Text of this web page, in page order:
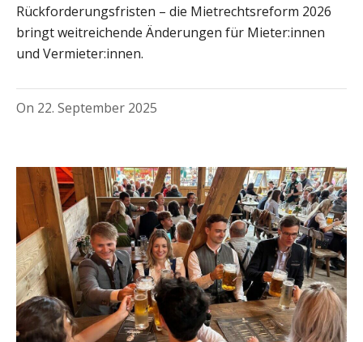
Rückforderungsfristen – die Mietrechtsreform 2026
bringt weitreichende Änderungen für Mieter:innen
und Vermieter:innen.
On 22. September 2025